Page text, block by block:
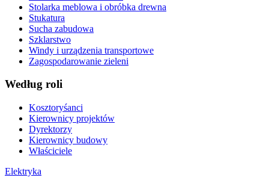
Stolarka meblowa i obróbka drewna
Stukatura
Sucha zabudowa
Szklarstwo
Windy i urządzenia transportowe
Zagospodarowanie zieleni
Według roli
Kosztoryśanci
Kierownicy projektów
Dyrektorzy
Kierownicy budowy
Właściciele
Elektryka